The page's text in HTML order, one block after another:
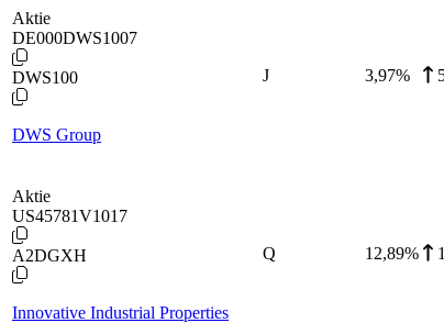
Aktie
DE000DWS1007
DWS100
DWS Group
J 3,97%
Aktie
US45781V1017
A2DGXH
Innovative Industrial Properties
Q 12,89%